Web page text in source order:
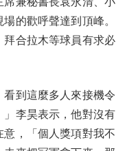
的歡呼聲達到頂峰。
合拉木等球員有求必
到這麼多人來接機令
李昊表示，他對沒有
，「個人獎項對我不